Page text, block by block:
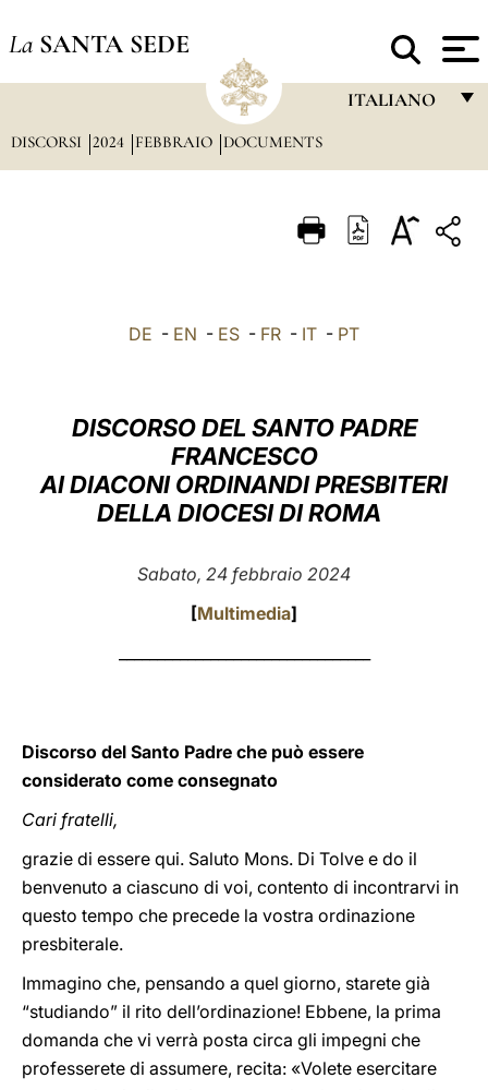
La SANTA SEDE
ITALIANO
ITALIANO
العربيّة
中文
LATINE
DISCORSI 2024 FEBBRAIO DOCUMENTS
DE - EN - ES - FR - IT - PT
DISCORSO DEL SANTO PADRE
FRANCESCO
AI DIACONI ORDINANDI PRESBITERI
DELLA DIOCESI DI ROMA
Sabato, 24 febbraio 2024
[Multimedia]
Discorso del Santo Padre che può essere
considerato come consegnato
Cari fratelli,
grazie di essere qui. Saluto Mons. Di Tolve e do il
benvenuto a ciascuno di voi, contento di incontrarvi in
questo tempo che precede la vostra ordinazione
presbiterale.
Immagino che, pensando a quel giorno, starete già
“studiando” il rito dell’ordinazione! Ebbene, la prima
domanda che vi verrà posta circa gli impegni che
professerete di assumere, recita: «Volete esercitare